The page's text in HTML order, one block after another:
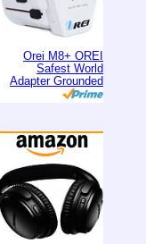
Orei M8+ OREI
Safest World
Adapter Grounded